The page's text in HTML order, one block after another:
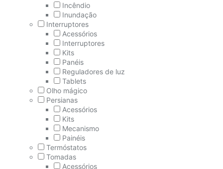
Incêndio
Inundação
Interruptores
Acessórios
Interruptores
Kits
Panéis
Reguladores de luz
Tablets
Olho mágico
Persianas
Acessórios
Kits
Mecanismo
Painéis
Termóstatos
Tomadas
Acessórios